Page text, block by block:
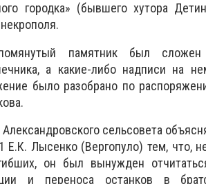
городка» (бывшего хутора
памятник был сложен
а какие-либо надписи на
было разобрано по
сельсовета
Лысенко (Вергопуло) тем, что,
он был вынужден
и переноса останков в